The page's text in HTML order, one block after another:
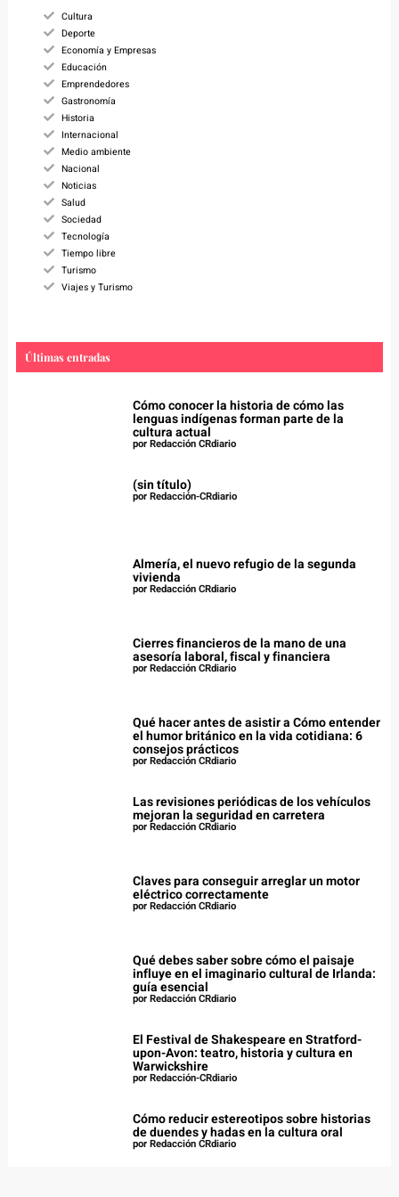
Cultura
Deporte
Economía y Empresas
Educación
Emprendedores
Gastronomía
Historia
Internacional
Medio ambiente
Nacional
Noticias
Salud
Sociedad
Tecnología
Tiempo libre
Turismo
Viajes y Turismo
Últimas entradas
Cómo conocer la historia de cómo las
lenguas indígenas forman parte de la
cultura actual
por Redacción CRdiario
(sin título)
por Redacción-CRdiario
Almería, el nuevo refugio de la segunda
vivienda
por Redacción CRdiario
Cierres financieros de la mano de una
asesoría laboral, fiscal y financiera
por Redacción CRdiario
Qué hacer antes de asistir a Cómo entender
el humor británico en la vida cotidiana: 6
consejos prácticos
por Redacción CRdiario
Las revisiones periódicas de los vehículos
mejoran la seguridad en carretera
por Redacción CRdiario
Claves para conseguir arreglar un motor
eléctrico correctamente
por Redacción CRdiario
Qué debes saber sobre cómo el paisaje
influye en el imaginario cultural de Irlanda:
guía esencial
por Redacción CRdiario
El Festival de Shakespeare en Stratford-
upon-Avon: teatro, historia y cultura en
Warwickshire
por Redacción-CRdiario
Cómo reducir estereotipos sobre historias
de duendes y hadas en la cultura oral
por Redacción CRdiario